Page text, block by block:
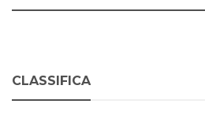
CLASSIFICA